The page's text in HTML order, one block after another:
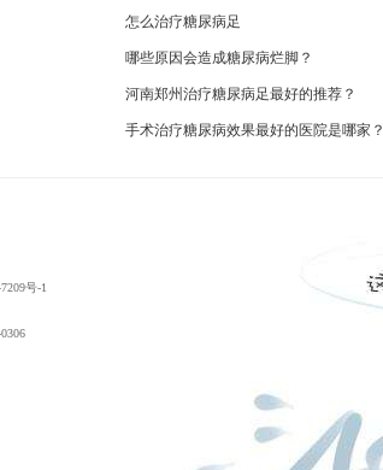
怎么治疗糖尿病足
哪些原因会造成糖尿病烂脚？
河南郑州治疗糖尿病足最好的推荐？
手术治疗糖尿病效果最好的医院是哪家？
号-1